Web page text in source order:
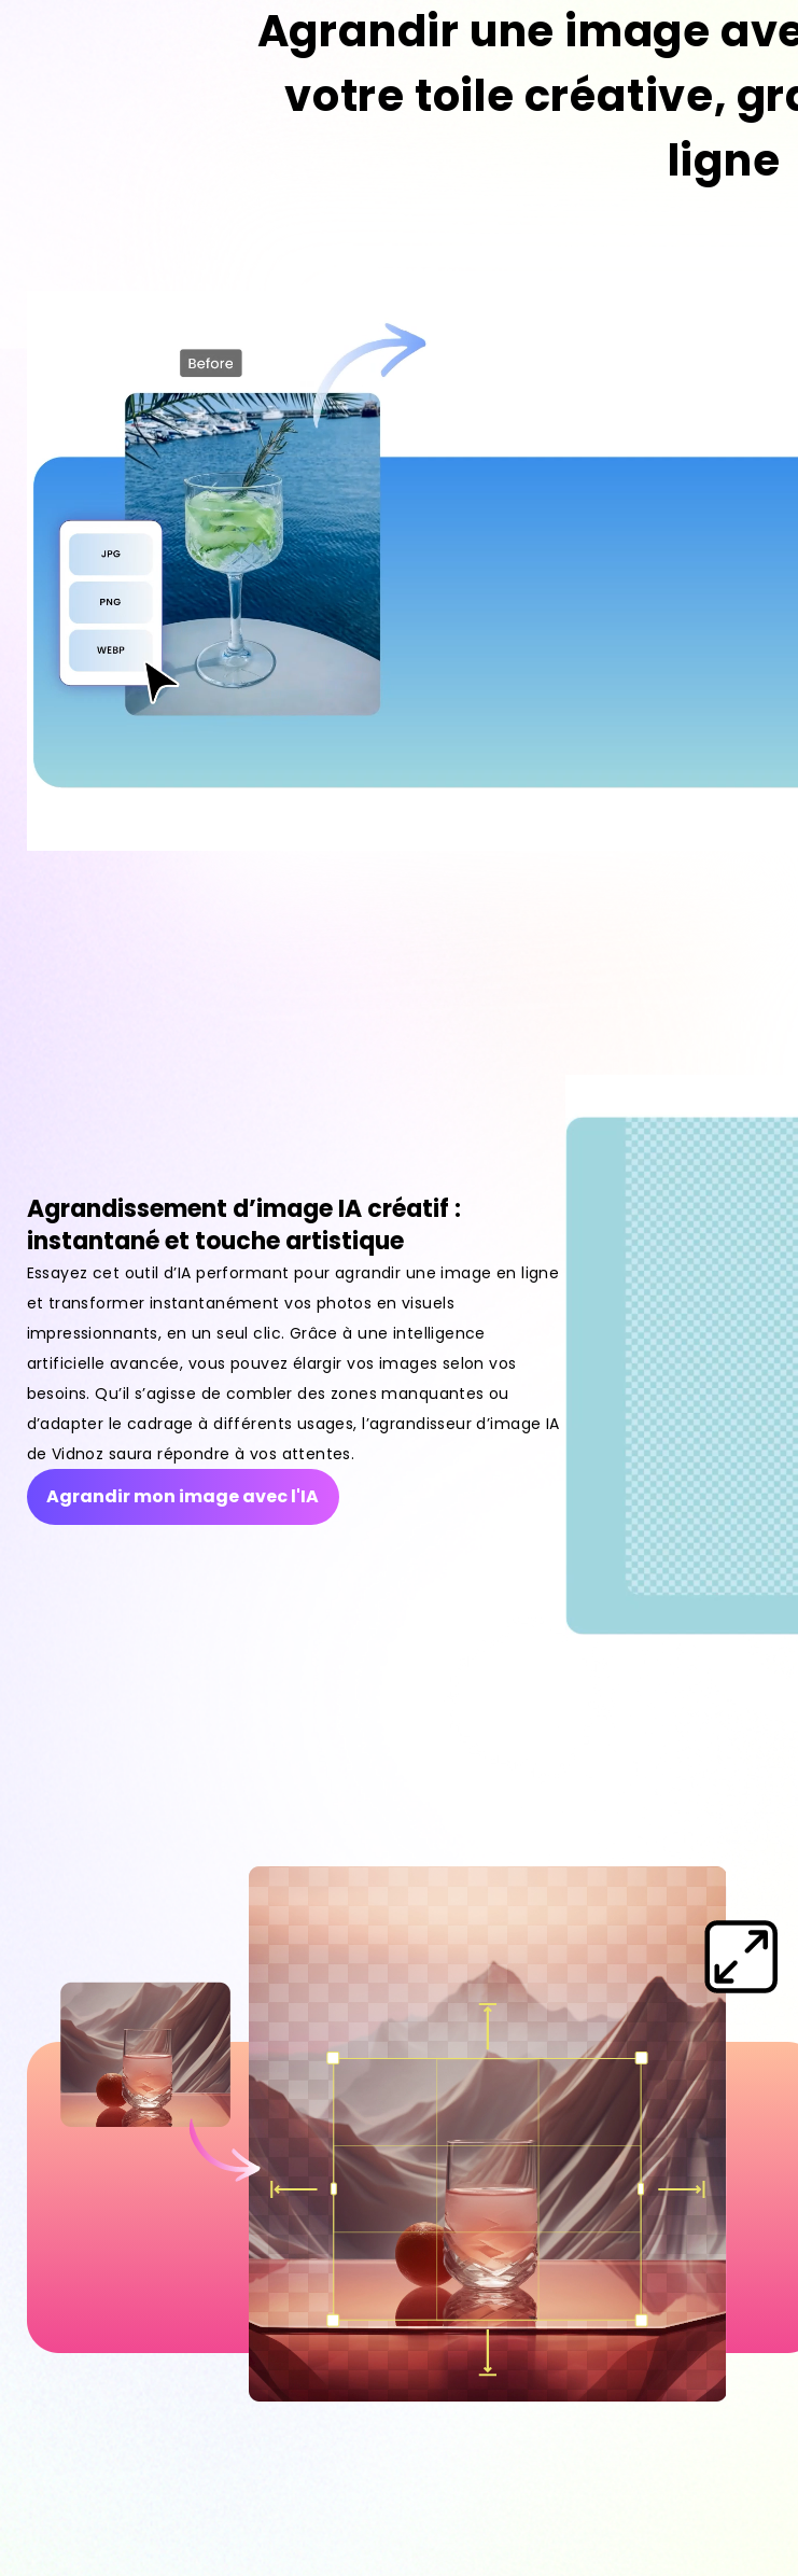
Agrandir une image
votre toile créative,
ligne
Agrandissement d’image IA créatif :
instantané et touche artistique
Essayez cet outil d’IA performant pour agrandir une image en ligne
et transformer instantanément vos photos en visuels
impressionnants, en un seul clic. Grâce à une intelligence
artificielle avancée, vous pouvez élargir vos images selon vos
besoins. Qu’il s’agisse de combler des zones manquantes ou
d’adapter le cadrage à différents usages, l’agrandisseur d’image IA
de Vidnoz saura répondre à vos attentes.
Agrandir mon image avec l'IA